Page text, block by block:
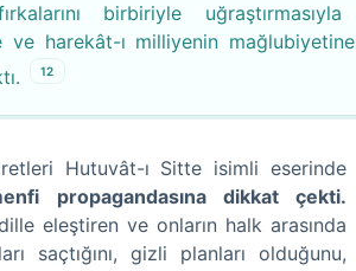
birbiriyle uğraştırmasıyla
ve harekât-ı milliyenin
12
Hutuvât-ı Sitte isimli eserinde
propagandasına dikkat çekti.
eleştiren ve onların halk arasında
saçtığını, gizli planları olduğunu,